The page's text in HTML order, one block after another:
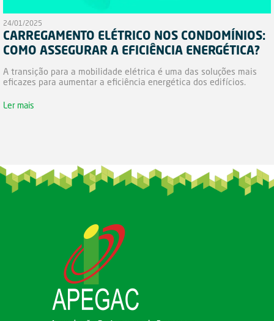
24/01/2025
CARREGAMENTO ELÉTRICO NOS CONDOMÍNIOS:
COMO ASSEGURAR A EFICIÊNCIA ENERGÉTICA?
A transição para a mobilidade elétrica é uma das soluções mais
eficazes para aumentar a eficiência energética dos edifícios.
Ler mais